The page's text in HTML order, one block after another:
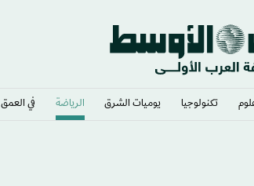
تكنولوجيا يوميات الشرق​ الرياضة في العمق